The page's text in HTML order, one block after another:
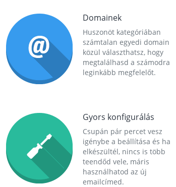
Domainek
Huszonöt kategóriában
számtalan egyedi domain
közül választhatsz, hogy
megtalálhasd a számodra
leginkább megfelelőt.
Gyors konfigurálás
Csupán pár percet vesz
igénybe a beállítása és ha
elkészültél, nincs is több
teendőd vele, máris
használhatod az új
emailcímed.